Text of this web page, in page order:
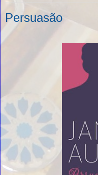
Persuasão